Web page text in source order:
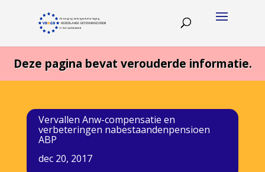
Deze pagina bevat verouderde informatie.
Vervallen Anw-compensatie en
verbeteringen nabestaandenpensioen
ABP
dec 20, 2017